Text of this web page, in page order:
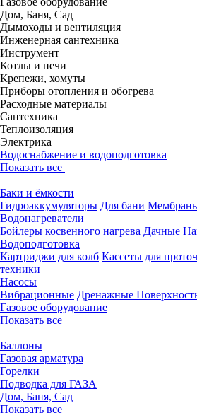
Дом, Баня, Сад
Дымоходы и вентиляция
Инженерная сантехника
Инструмент
Котлы и печи
Крепежи, хомуты
Приборы отопления и обогрева
Расходные материалы
Сантехника
Теплоизоляция
Электрика
Водоснабжение и водоподготовка
Показать все
Баки и ёмкости
Гидроаккумуляторы Для бани
Водонагреватели
Бойлеры косвенного нагрева Дачные
Водоподготовка
Картриджи для колб Кассеты для
техники
Насосы
Вибрационные Дренажные
Газовое оборудование
Показать все
Баллоны
Газовая арматура
Горелки
Подводка для ГАЗА
Дом, Баня, Сад
Показать все